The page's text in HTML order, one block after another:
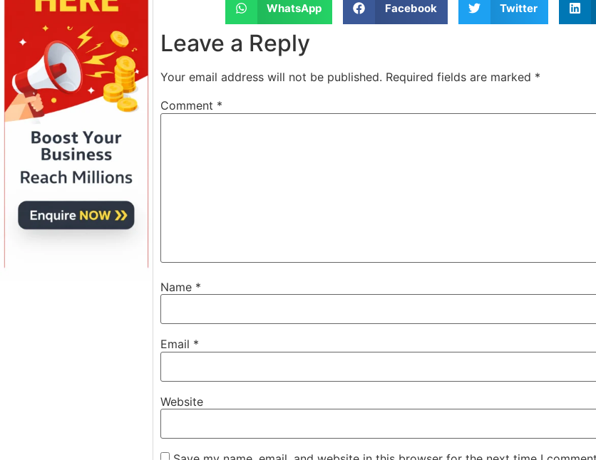
WhatsApp
Facebook Twitter
Leave a Reply
Your email address will not be published. Required fields are marked *
Comment *
Name *
Email *
Website